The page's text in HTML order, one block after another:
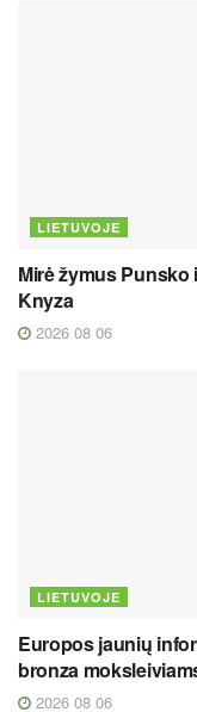
LIETUVOJE
Mirė žymus
Knyza
2026 08 06
LIETUVOJE
Europos jaunių
bronza
2026 08 06